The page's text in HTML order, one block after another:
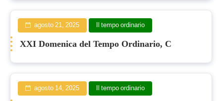
agosto 21, 2025 Il tempo ordinario
XXI Domenica del Tempo Ordinario, C
agosto 14, 2025 Il tempo ordinario